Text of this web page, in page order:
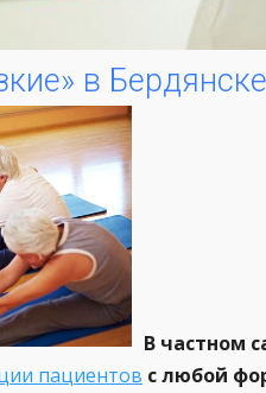
в
В частном
пациентов с любой